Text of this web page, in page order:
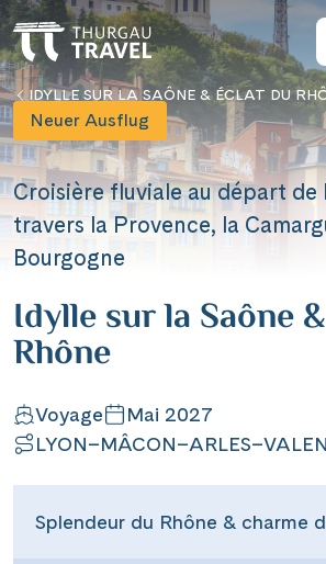
Offres
Destinations
Informations
Contact
IDYLLE SUR LA SAÔNE & ÉCLAT DU
Neuer Ausflug
Croisière fluviale au départ de
travers la Provence, la
Bourgogne
Idylle sur la Saône
Rhône
Voyage
Mai 2027
Splendeur du Rhône & charme